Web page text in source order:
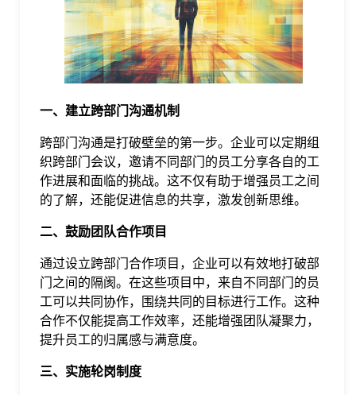
一、建立跨部门沟通机制
跨部门沟通是打破壁垒的第一步。企业可以定期组
织跨部门会议，邀请不同部门的员工分享各自的工
作进展和面临的挑战。这不仅有助于增强员工之间
的了解，还能促进信息的共享，激发创新思维。
二、鼓励团队合作项目
通过设立跨部门合作项目，企业可以有效地打破部
门之间的隔阂。在这些项目中，来自不同部门的员
工可以共同协作，围绕共同的目标进行工作。这种
合作不仅能提高工作效率，还能增强团队凝聚力，
提升员工的归属感与满意度。
三、实施轮岗制度